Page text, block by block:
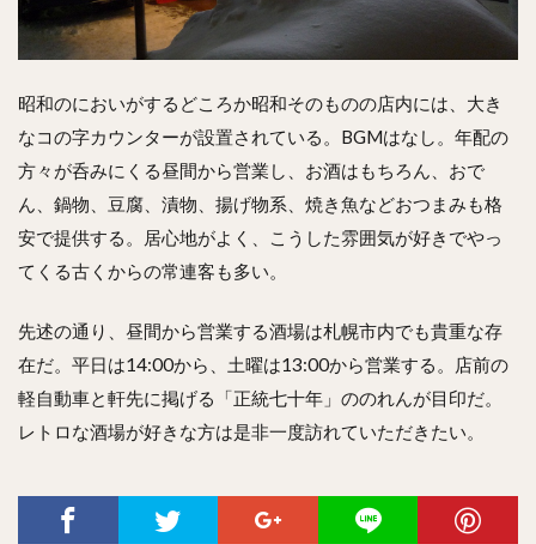
昭和のにおいがするどころか昭和そのものの店内には、大き
なコの字カウンターが設置されている。BGMはなし。年配の
方々が呑みにくる昼間から営業し、お酒はもちろん、おで
ん、鍋物、豆腐、漬物、揚げ物系、焼き魚などおつまみも格
安で提供する。居心地がよく、こうした雰囲気が好きでやっ
てくる古くからの常連客も多い。
先述の通り、昼間から営業する酒場は札幌市内でも貴重な存
在だ。平日は14:00から、土曜は13:00から営業する。店前の
軽自動車と軒先に掲げる「正統七十年」ののれんが目印だ。
レトロな酒場が好きな方は是非一度訪れていただきたい。